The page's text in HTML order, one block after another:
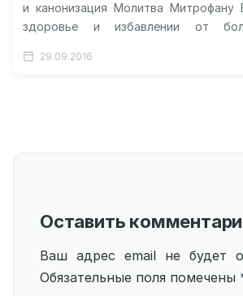
и канонизация Молитва Митрофану
здоровье и избавлении от
Митрофане…
29.09.2016
Оставить
Ваш адрес email не будет
Обязательные поля помечены